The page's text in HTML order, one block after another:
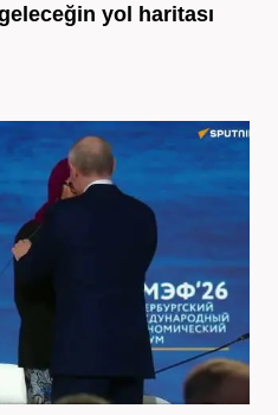
yol haritası